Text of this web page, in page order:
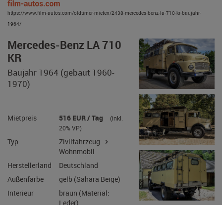
https://www.film-autos.com/oldtimer-mieten/2438-mercedes-benz-la-710-kr-baujahr-
1964/
Mercedes-Benz LA 710
KR
Baujahr 1964 (gebaut 1960-
1970)
516 EUR / Tag
20% VP)
Zivilfahrzeug
Wohnmobil
Herstellerland
Deutschland
Außenfarbe
gelb (Sahara Beige)